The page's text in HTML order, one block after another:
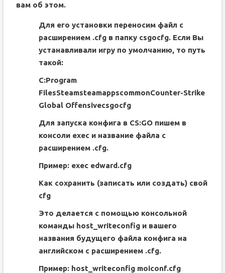
вам об этом.
Для его установки переносим файл с
расширением .cfg в папку csgocfg. Если Вы
устанавливали игру по умолчанию, то путь
такой:
C:Program
FilesSteamsteamappscommonCounter-Strike
Global Offensivecsgocfg
Для запуска конфига в CS:GO пишем в
консоли exec и название файла с
расширением .cfg.
Пример: exec edward.cfg
Как сохранить (записать или создать) свой
cfg
Это делается с помощью консольной
команды host_writeconfig и вашего
названия будущего файла конфига на
английском с расширением .cfg.
Пример: host_writeconfig moiconf.cfg